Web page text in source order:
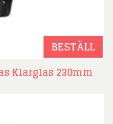
BESTÄLL
Klarglas 230mm